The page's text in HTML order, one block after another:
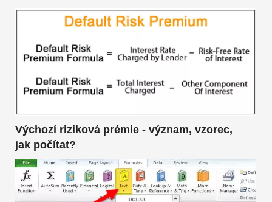
Výchozí riziková prémie - význam, vzorec,
jak počítat?